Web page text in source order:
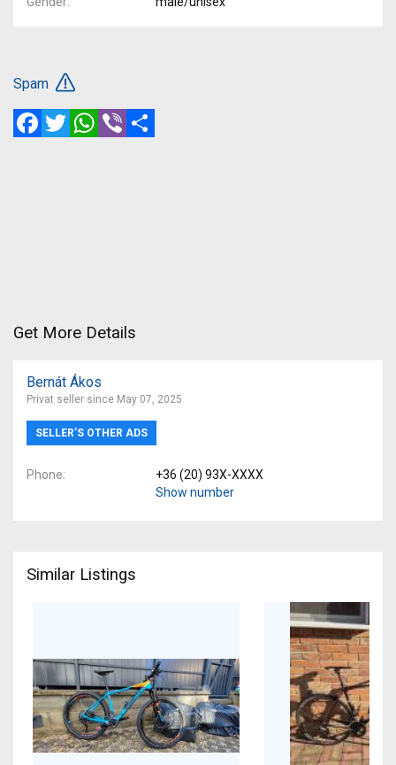
Spam
FacebookTwitterWhatsApp
Viber
Get More Details
Bernát Ákos
Privat seller since May 07, 2025
SELLER’S OTHER ADS
Phone
+36 (20) 93X-XXXX
Show number
Similar Listings